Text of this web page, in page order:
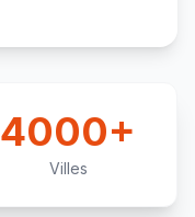
4000+
Villes